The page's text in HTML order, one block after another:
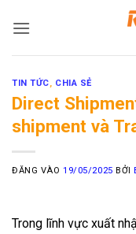
qua
TIN TỨC, CHIA SẺ
Direct
shipment và
ĐĂNG VÀO19/05/2025 BỞI
Trong lĩnh vực xuất